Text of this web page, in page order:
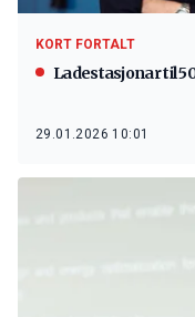
KORT FORTALT
Ladestasjonar til
29.01.2026 10:01